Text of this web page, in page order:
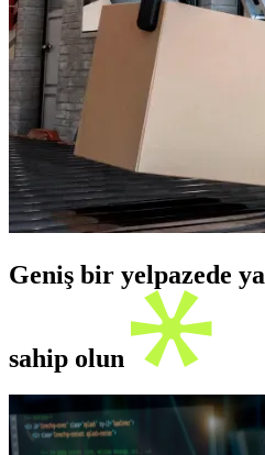
Geniş bir yelpazede
sahip olun